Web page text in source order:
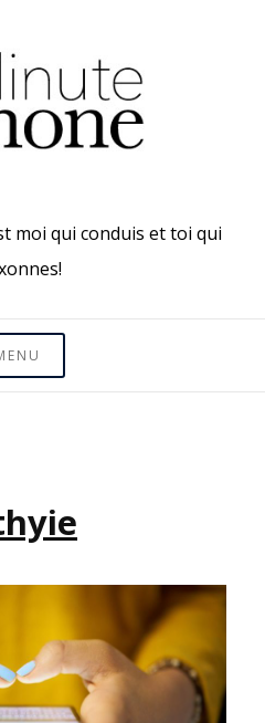
moi qui conduis et toi qui